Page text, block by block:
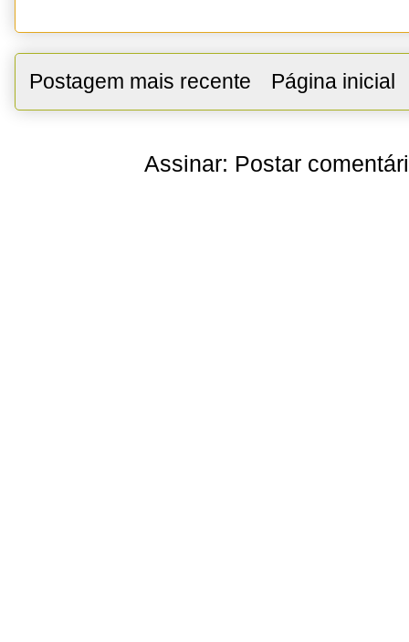
Postagem mais recente Página inicial
Assinar: Postar